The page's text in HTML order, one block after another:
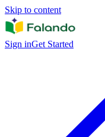
Skip to content
Sign inGet Started